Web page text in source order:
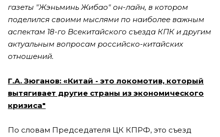
газеты "Жэньминь Жибао" он-лайн, в котором
поделился своими мыслями по наиболее важным
аспектам 18-го Всекитайского съезда КПК и другим
актуальным вопросам российско-китайских
отношений.
Г.А. Зюганов: «Китай - это локомотив, который
вытягивает другие страны из экономического
кризиса"
По словам Председателя ЦК КПРФ, это съезд